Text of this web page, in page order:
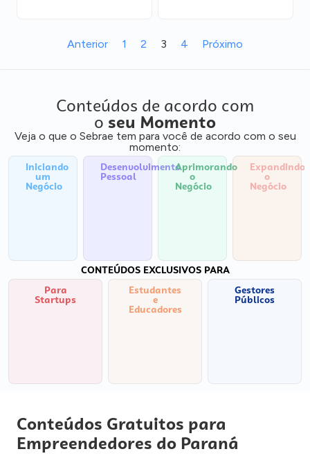
Anterior 1 2 3 4 Próximo
Conteúdos de acordo com
o seu Momento
Veja o que o Sebrae tem para você de acordo com o seu
momento:
Iniciando
um
Negócio
Desenvolvimento
Pessoal
Aprimorando
o
Negócio
Expandindo
o
Negócio
CONTEÚDOS EXCLUSIVOS PARA
Para
Startups
Estudantes
e
Educadores
Gestores
Públicos
Conteúdos Gratuitos para
Empreendedores do Paraná